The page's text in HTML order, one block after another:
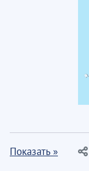
Показать »